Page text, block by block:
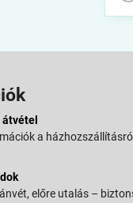
a
előre utalás –